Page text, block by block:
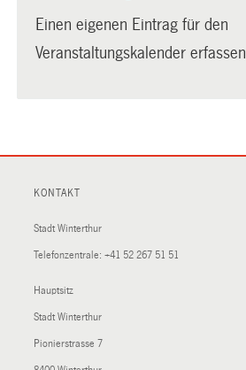
Einen eigenen Eintrag für den
Veranstaltungskalender erfassen
KONTAKT
Stadt Winterthur
Telefonzentrale: +41 52 267 51 51
Hauptsitz
Stadt Winterthur
Pionierstrasse 7